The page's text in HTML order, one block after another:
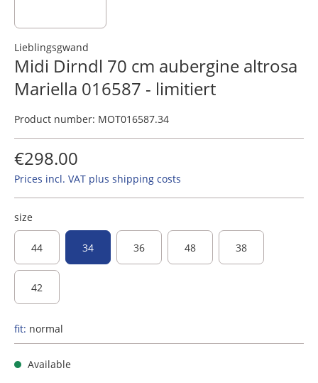
Lieblingsgwand
Midi Dirndl 70 cm aubergine altrosa
Mariella 016587 - limitiert
Product number: MOT016587.34
€298.00
Prices incl. VAT plus shipping costs
size
44 34 36 48 38
42
fit: normal
Available